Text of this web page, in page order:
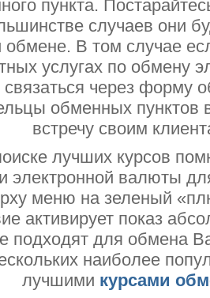
пункта.
случаев они
обмене. В том случае
услугах по обмену
через форму
обменных пунктов
встречу своим
лучших курсов
электронной валюты
меню на зеленый
активирует показ
подходят для обмена
наиболее
лучшими курсами